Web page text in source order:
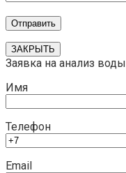
ЗАКРЫТЬ
Заявка на анализ воды
Имя
Телефон
Email